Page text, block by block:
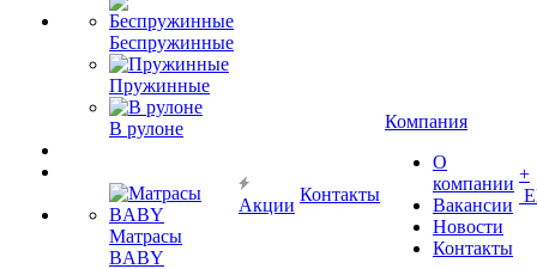
Беспружинные
Пружинные
В рулоне
Матрасы
BABY
Акции
Контакты
Компания
О
компании
Вакансии
Новости
Контакты
+